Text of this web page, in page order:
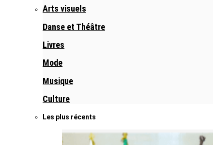
Arts visuels
Danse et Théâtre
Livres
Mode
Musique
Culture
Les plus récents